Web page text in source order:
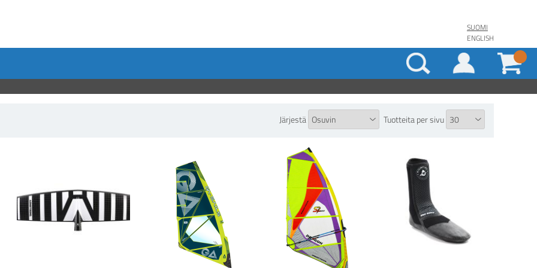
SUOMI
ENGLISH
Tuotteita per sivu
Järjestä